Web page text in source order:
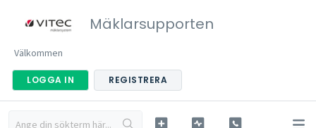
Mäklarsupporten
Välkommen
LOGGA IN REGISTRERA